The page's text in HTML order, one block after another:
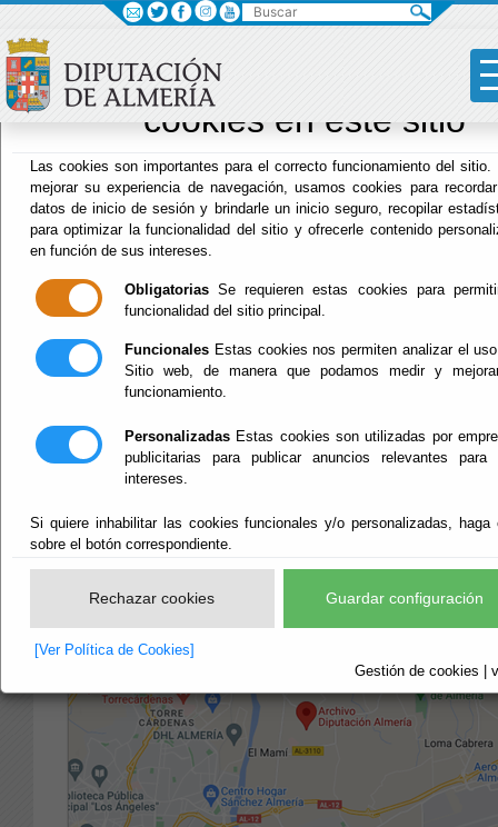
Sus opciones
relación al uso
cookies en este sitio
Las cookies son importantes para el correcto funcionamiento del sitio.
mejorar su experiencia de navegación, usamos cookies para
datos de inicio de sesión y brindarle un inicio seguro, recopilar
para optimizar la funcionalidad del sitio y ofrecerle contenido
en función de sus intereses.
Obligatorias Se requieren estas cookies para
funcionalidad del sitio principal.
Funcionales Estas cookies nos permiten analizar el
Sitio web, de manera que podamos medir y
funcionamiento.
Personalizadas Estas cookies son utilizadas por
publicitarias para publicar anuncios relevantes para
intereses.
Si quiere inhabilitar las cookies funcionales y/o personalizadas, haga
sobre el botón correspondiente.
Rechazar cookies Guardar configuración
[Ver Política de Cookies]
Gestión de cookies |
Archivo Biblioteca
Menú Archivo Biblioteca
Inicio -Archivo Biblioteca - Presentación
Presentación
Datos de contacto:
Archivo General Diputación Provincial: Carretera del
Mamí s/n 04120 La Cañada de San Urbano, Almería.
e-mail:archivo@dipalme.org
Buscar